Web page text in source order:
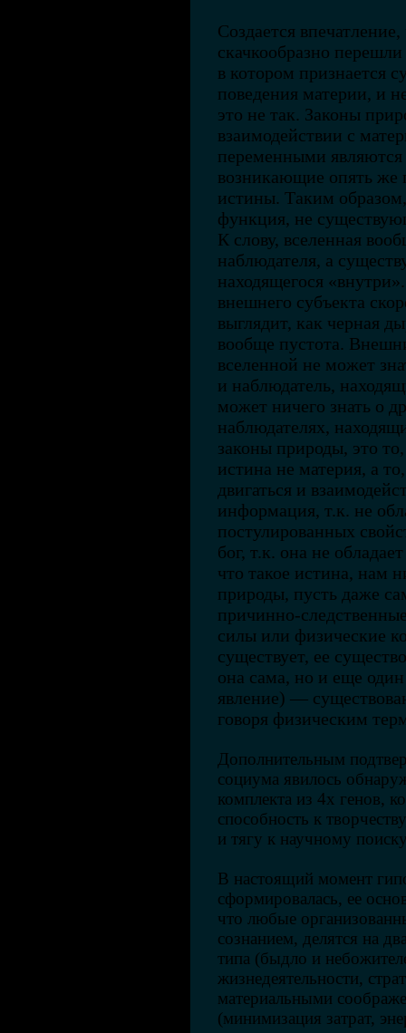
Создается
скачкообразно
в котором признается
поведения материи, и
это не так. Законы
взаимодействии с
переменными
возникающие опять же
истины. Таким
функция, не
К слову, вселенная
наблюдателя, а
находящегося
внешнего субъекта
выглядит, как черная
вообще пустота.
вселенной не может
и наблюдатель,
может ничего знать о
наблюдателях,
законы природы, это
истина не материя, а
двигаться и
информация, т.к. не
постулированных
бог, т.к. она не
что такое истина, нам
природы, пусть даже
причинно-
силы или физические
существует, ее
она сама, но и еще
явление) —
говоря физическим
Дополнительным
социума явилось
комплекта из 4х генов,
способность к
и тягу к научному
В настоящий момент
сформировалась, ее
что любые
сознанием, делятся на
типа (быдло и
жизнедеятельности,
материальными
(минимизация затрат,